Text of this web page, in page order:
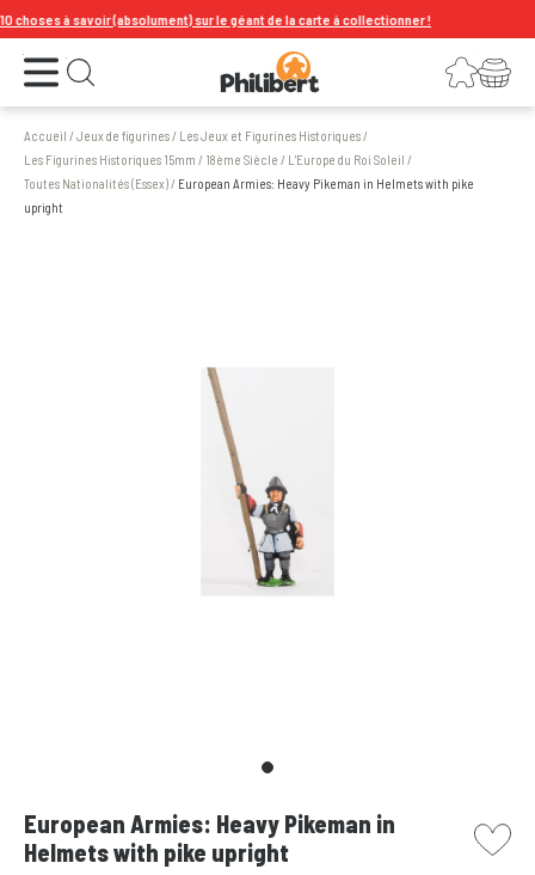
à savoir (absolument) sur le géant de la carte à collectionner !
Ouvrir le menu Ouvrir la recherche Connexion
Votre panier
Accueil /Jeux de figurines/ Les Jeux et Figurines Historiques/
Les Figurines Historiques 15mm / 18ème Siècle / L'Europe du Roi Soleil /
Toutes Nationalités (Essex)/ European Armies: Heavy Pikeman in Helmets with pike
upright
European Armies: Heavy Pikeman in
Helmets with pike upright
picto